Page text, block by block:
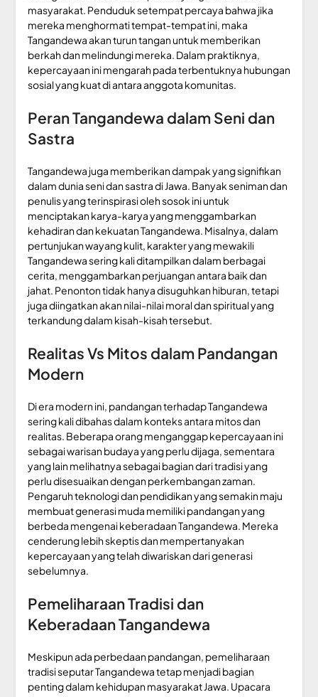
masyarakat. Penduduk setempat percaya bahwa jika
mereka menghormati tempat-tempat ini, maka
Tangandewa akan turun tangan untuk memberikan
berkah dan melindungi mereka. Dalam praktiknya,
kepercayaan ini mengarah pada terbentuknya hubungan
sosial yang kuat di antara anggota komunitas.
Peran Tangandewa dalam Seni dan
Sastra
Tangandewa juga memberikan dampak yang signifikan
dalam dunia seni dan sastra di Jawa. Banyak seniman dan
penulis yang terinspirasi oleh sosok ini untuk
menciptakan karya-karya yang menggambarkan
kehadiran dan kekuatan Tangandewa. Misalnya, dalam
pertunjukan wayang kulit, karakter yang mewakili
Tangandewa sering kali ditampilkan dalam berbagai
cerita, menggambarkan perjuangan antara baik dan
jahat. Penonton tidak hanya disuguhkan hiburan, tetapi
juga diingatkan akan nilai-nilai moral dan spiritual yang
terkandung dalam kisah-kisah tersebut.
Realitas Vs Mitos dalam Pandangan
Modern
Di era modern ini, pandangan terhadap Tangandewa
sering kali dibahas dalam konteks antara mitos dan
realitas. Beberapa orang menganggap kepercayaan ini
sebagai warisan budaya yang perlu dijaga, sementara
yang lain melihatnya sebagai bagian dari tradisi yang
perlu disesuaikan dengan perkembangan zaman.
Pengaruh teknologi dan pendidikan yang semakin maju
membuat generasi muda memiliki pandangan yang
berbeda mengenai keberadaan Tangandewa. Mereka
cenderung lebih skeptis dan mempertanyakan
kepercayaan yang telah diwariskan dari generasi
sebelumnya.
Pemeliharaan Tradisi dan
Keberadaan Tangandewa
Meskipun ada perbedaan pandangan, pemeliharaan
tradisi seputar Tangandewa tetap menjadi bagian
penting dalam kehidupan masyarakat Jawa. Upacara